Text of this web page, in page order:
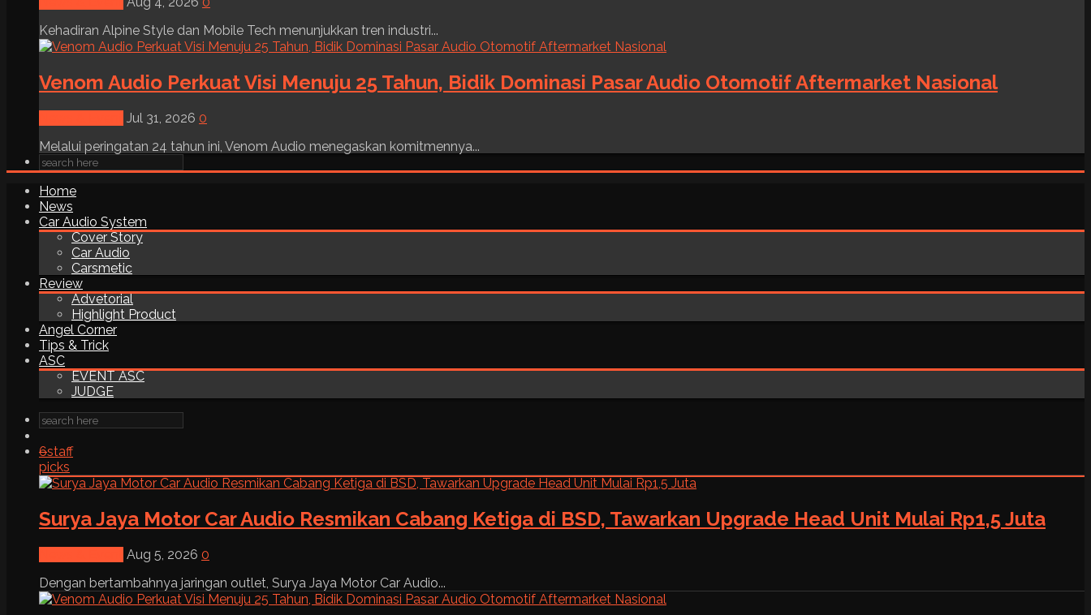
Kehadiran Alpine Style dan Mobile Tech menunjukkan tren industri...
Venom Audio Perkuat Visi Menuju 25 Tahun, Bidik Dominasi Pasar Audio Otomotif Aftermarket Nasional
Jul 31, 2026 0
Melalui peringatan 24 tahun ini, Venom Audio menegaskan komitmennya...
Home
News
Car Audio System
Cover Story
Car Audio
Carsmetic
Review
Advetorial
Highlight Product
Angel Corner
Tips & Trick
ASC
EVENT ASC
JUDGE
6staff
picks
Surya Jaya Motor Car Audio Resmikan Cabang Ketiga di BSD, Tawarkan Upgrade Head Unit Mulai Rp1,5 Juta
Aug 5, 2026 0
Dengan bertambahnya jaringan outlet, Surya Jaya Motor Car Audio...